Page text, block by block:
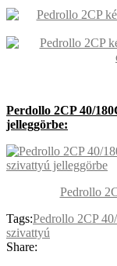
Perdollo 2CP 40/
jelleggörbe:
Pedrollo
Tags:Pedrollo 2CP
szivattyú
Share: